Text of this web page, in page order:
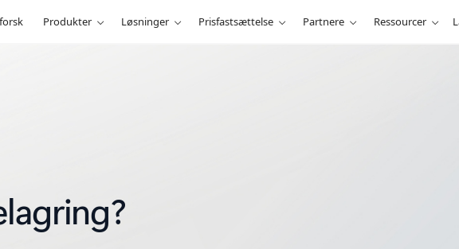
Produkter Løsninger Prisfastsættelse Partnere Ressourcer